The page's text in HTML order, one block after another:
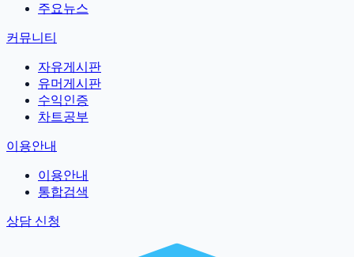
주요뉴스
커뮤니티
자유게시판
유머게시판
수익인증
차트공부
이용안내
이용안내
통합검색
상담 신청